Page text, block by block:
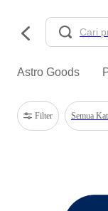
Astro Goods
Filter Semua